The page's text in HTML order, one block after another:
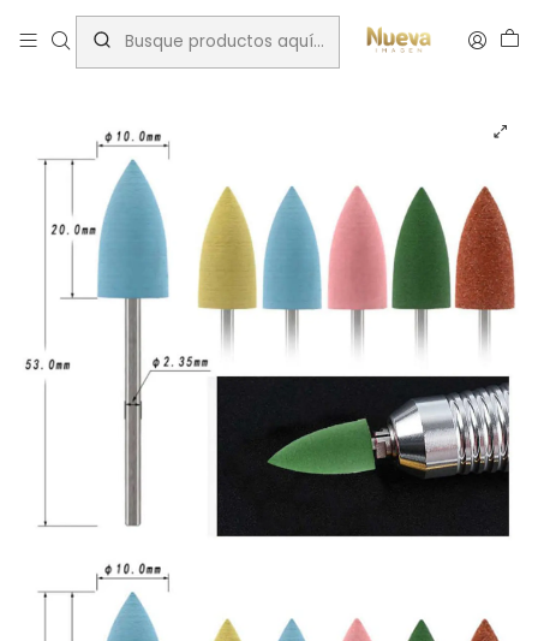
Inicio Insumos Manicure Fresas Torno
FRESA DE SILICONA AZUL EN PUNTA